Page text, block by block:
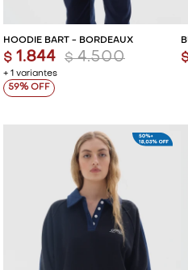
HOODIE BART - BORDEAUX
+ 1 variantes
$ 1.844 $ 4.500
59